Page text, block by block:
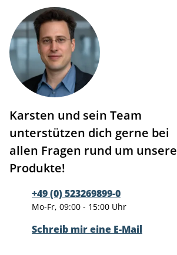
Karsten und sein Team
unterstützen dich gerne bei
allen Fragen rund um unsere
Produkte!
+49 (0) 523269899-0
Mo-Fr, 09:00 - 15:00 Uhr
Schreib mir eine E-Mail